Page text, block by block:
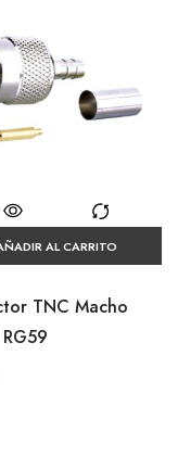
AL CARRITO
TNC Macho